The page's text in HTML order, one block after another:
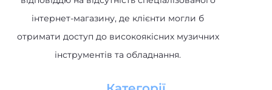
отримати доступ до високоякісних музичних
інструментів та обладнання.
Категорії